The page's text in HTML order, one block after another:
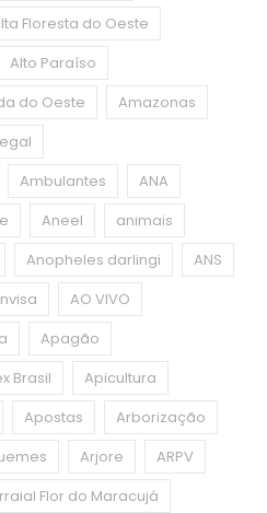
Floresta do Oeste
Alto Paraíso
do Oeste
Amazonas
Ambulantes
ANA
Aneel
animais
Anopheles darlingi
ANS
AO VIVO
Apagão
Brasil
Apicultura
Apostas
Arborização
Arjore
ARPV
Flor do Maracujá